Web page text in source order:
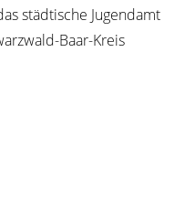
städtische Jugendamt
Baar-Kreis